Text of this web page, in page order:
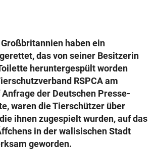
GmbH & Co KG 2026
Wien
haben ein
das von seiner Besitzerin
heruntergespült worden
RSPCA am
der Deutschen Presse-
waren die Tierschützer über
ihnen zugespielt wurden, auf das
in der walisischen Stadt
geworden.